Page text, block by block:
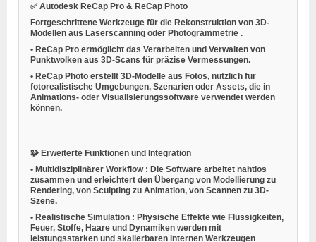
✅Autodesk ReCap Pro & ReCap Photo
Fortgeschrittene Werkzeuge für die Rekonstruktion von 3D-
Modellen aus Laserscanning oder Photogrammetrie .
• ReCap Pro ermöglicht das Verarbeiten und Verwalten von
Punktwolken aus 3D-Scans für präzise Vermessungen.
• ReCap Photo erstellt 3D-Modelle aus Fotos, nützlich für
fotorealistische Umgebungen, Szenarien oder Assets, die in
Animations- oder Visualisierungssoftware verwendet werden
können.
🧩 Erweiterte Funktionen und Integration
• Multidisziplinärer Workflow : Die Software arbeitet nahtlos
zusammen und erleichtert den Übergang von Modellierung zu
Rendering, von Sculpting zu Animation, von Scannen zu 3D-
Szene.
• Realistische Simulation : Physische Effekte wie Flüssigkeiten,
Feuer, Stoffe, Haare und Dynamiken werden mit
leistungsstarken und skalierbaren internen Werkzeugen